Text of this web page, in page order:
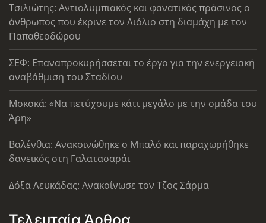
Τσιλιώτης: Αντιολυμπιακός και φανατικός πράσινος ο
άνθρωπος που έκρινε τον Λιόλιο στη διαμάχη με τον
Παπαθεοδώρου
ΣΕΦ: Επαναπροκυρήσσεται το έργο για την ενεργειακή
αναβάθμιση του Σταδίου
Μοκοκά: «Να πετύχουμε κάτι μεγάλο με την ομάδα του
Άρη»
Βαλένθια: Ανακοινώθηκε ο Μπαλό και παραχωρήθηκε
δανεικός στη Γαλατασαράι
Δόξα Λευκάδας: Ανακοίνωσε τον Τζος Σάρμα
Τελευταία Άρθρα